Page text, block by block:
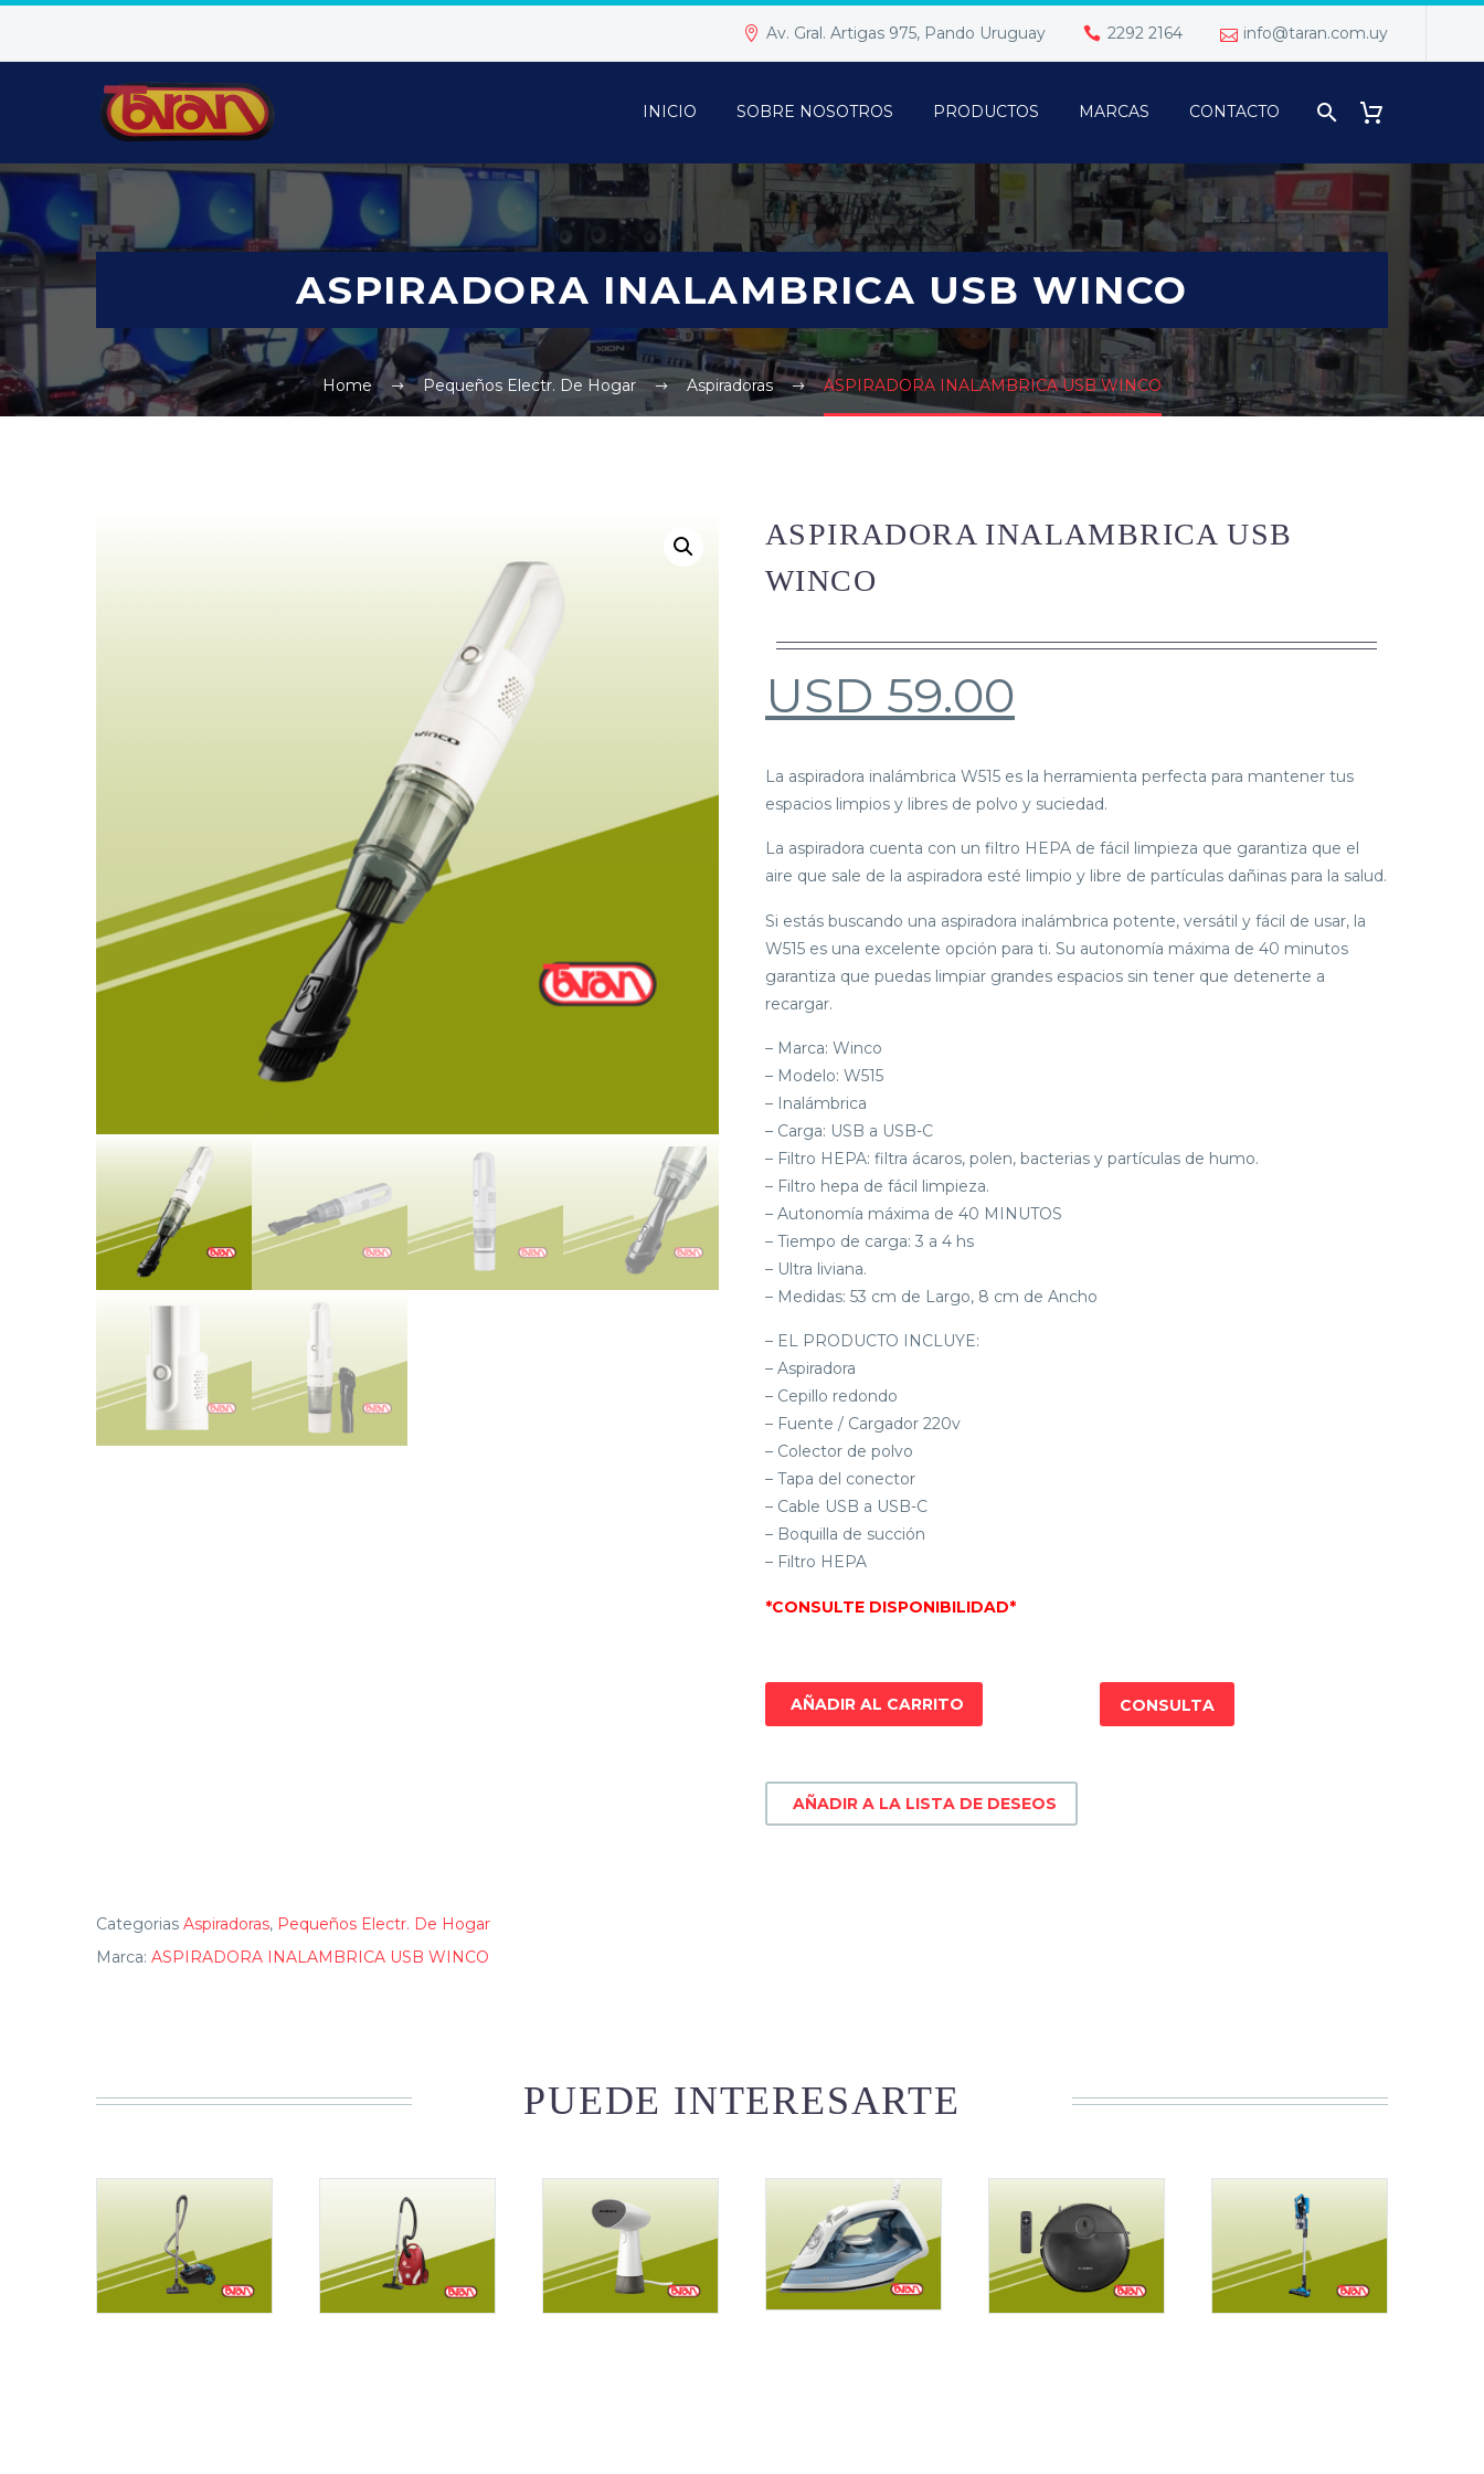
Av. Gral. Artigas 975, Pando Uruguay 2292 2164 info@taran.com.uy
INICIO SOBRE NOSOTROS PRODUCTOS MARCAS CONTACTO
ASPIRADORA INALAMBRICA USB WINCO
Home Pequeños Electr. De Hogar Aspiradoras ASPIRADORA INALAMBRICA USB WINCO
ASPIRADORA INALAMBRICA USB
WINCO
USD 59.00
La aspiradora inalámbrica W515 es la herramienta perfecta para mantener tus
espacios limpios y libres de polvo y suciedad.
La aspiradora cuenta con un filtro HEPA de fácil limpieza que garantiza que el
aire que sale de la aspiradora esté limpio y libre de partículas dañinas para la salud.
Si estás buscando una aspiradora inalámbrica potente, versátil y fácil de usar, la
W515 es una excelente opción para ti. Su autonomía máxima de 40 minutos
garantiza que puedas limpiar grandes espacios sin tener que detenerte a
recargar.
– Marca: Winco
– Modelo: W515
– Inalámbrica
– Carga: USB a USB-C
– Filtro HEPA: filtra ácaros, polen, bacterias y partículas de humo.
– Filtro hepa de fácil limpieza.
– Autonomía máxima de 40 MINUTOS
– Tiempo de carga: 3 a 4 hs
– Ultra liviana.
– Medidas: 53 cm de Largo, 8 cm de Ancho
– EL PRODUCTO INCLUYE:
– Aspiradora
– Cepillo redondo
– Fuente / Cargador 220v
– Colector de polvo
– Tapa del conector
– Cable USB a USB-C
– Boquilla de succión
– Filtro HEPA
*CONSULTE DISPONIBILIDAD*
AÑADIR AL CARRITO
AÑADIR A LA LISTA DE DESEOS
CONSULTA
Categorias Aspiradoras, Pequeños Electr. De Hogar
Marca: ASPIRADORA INALAMBRICA USB WINCO
PUEDE INTERESARTE